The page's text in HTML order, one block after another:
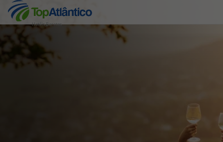
Hotéis Baratos
Destinos